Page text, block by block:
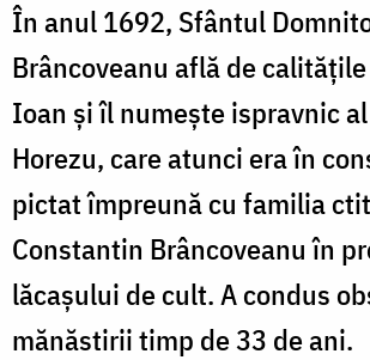
În anul 1692, Sfântul
Brâncoveanu află de
Ioan și îl numește ispravnic
Horezu, care atunci era în
pictat împreună cu familia
Constantin Brâncoveanu în
lăcașului de cult. A condus
mănăstirii timp de 33 de ani.